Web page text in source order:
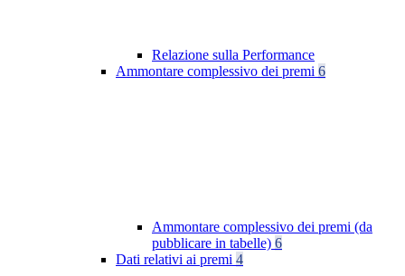
Relazione sulla Performance
Ammontare complessivo dei premi 6
Ammontare complessivo dei premi (da
pubblicare in tabelle) 6
Dati relativi ai premi 4